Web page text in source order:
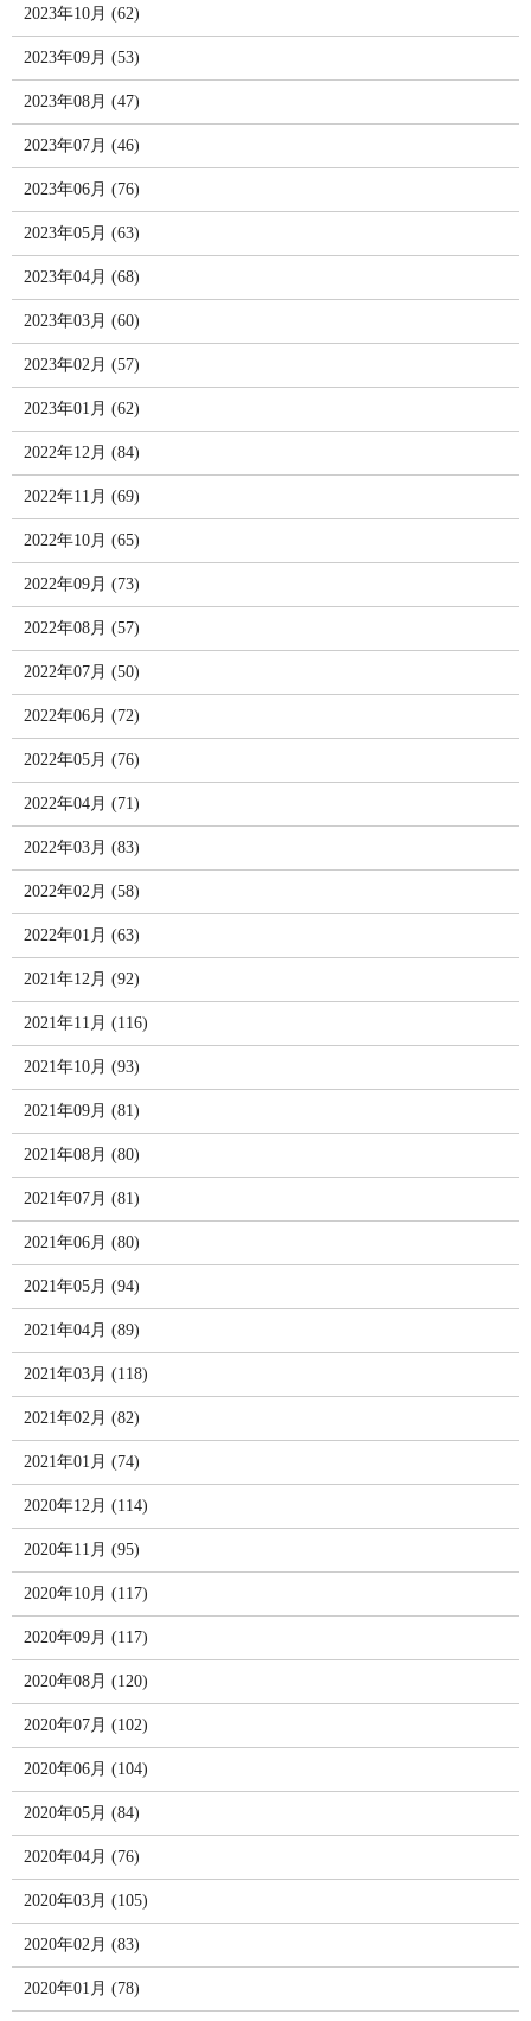
2023年10月 (62)
2023年09月 (53)
2023年08月 (47)
2023年07月 (46)
2023年06月 (76)
2023年05月 (63)
2023年04月 (68)
2023年03月 (60)
2023年02月 (57)
2023年01月 (62)
2022年12月 (84)
2022年11月 (69)
2022年10月 (65)
2022年09月 (73)
2022年08月 (57)
2022年07月 (50)
2022年06月 (72)
2022年05月 (76)
2022年04月 (71)
2022年03月 (83)
2022年02月 (58)
2022年01月 (63)
2021年12月 (92)
2021年11月 (116)
2021年10月 (93)
2021年09月 (81)
2021年08月 (80)
2021年07月 (81)
2021年06月 (80)
2021年05月 (94)
2021年04月 (89)
2021年03月 (118)
2021年02月 (82)
2021年01月 (74)
2020年12月 (114)
2020年11月 (95)
2020年10月 (117)
2020年09月 (117)
2020年08月 (120)
2020年07月 (102)
2020年06月 (104)
2020年05月 (84)
2020年04月 (76)
2020年03月 (105)
2020年02月 (83)
2020年01月 (78)